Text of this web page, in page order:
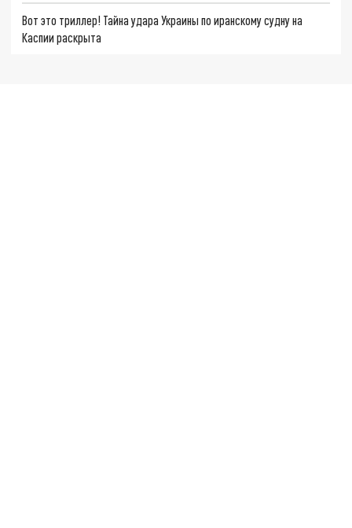
Вот это триллер! Тайна удара Украины по иранскому судну на
Каспии раскрыта